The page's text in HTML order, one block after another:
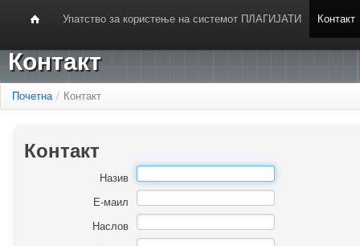
Упатство за користење на системот ПЛАГИЈАТИ Контакт
Контакт
Почетна / Контакт
Контакт
Назив
Е-маил
Наслов